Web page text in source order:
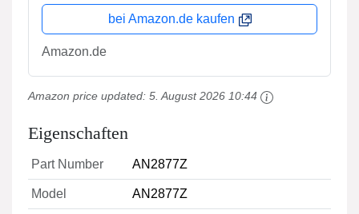
bei Amazon.de kaufen
Amazon.de
Amazon price updated: 5. August 2026 10:44
Eigenschaften
Part Number AN2877Z
Model AN2877Z